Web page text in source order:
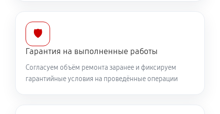
Ремонт кольца зуммирования
Разблокировка заклинивания
500 руб 60 минут
🛡️
Гарантия на выполненные работы
Согласуем объём ремонта заранее и фиксируем
гарантийные условия на проведённые операции